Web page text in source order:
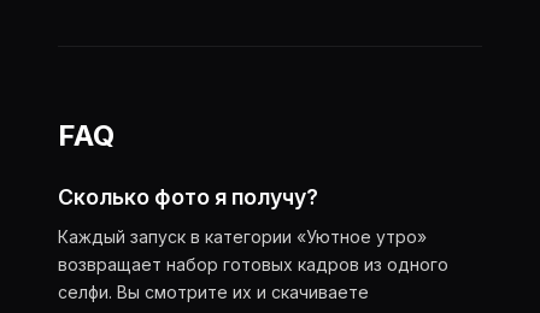
FAQ
Сколько фото я получу?
Каждый запуск в категории «Уютное утро»
возвращает набор готовых кадров из одного
селфи. Вы смотрите их и скачиваете